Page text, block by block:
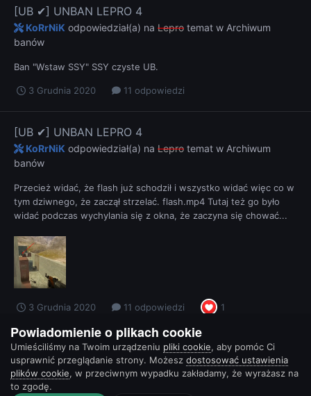
[UB ✔] UNBAN LEPRO 4
KoRrNiK odpowiedział(a) na Lepro temat w Archiwum
banów
Ban "Wstaw SSY" SSY czyste UB.
3 Grudnia 2020 11 odpowiedzi
[UB ✔] UNBAN LEPRO 4
KoRrNiK odpowiedział(a) na Lepro temat w Archiwum
banów
Przecież widać, że flash już schodził i wszystko widać więc co w
tym dziwnego, że zaczął strzelać. flash.mp4 Tutaj też go było
widać podczas wychylania się z okna, że zaczyna się chować...
3 Grudnia 2020 11 odpowiedzi 1
Powiadomienie o plikach cookie
Umieściliśmy na Twoim urządzeniu pliki cookie, aby pomóc Ci
usprawnić przeglądanie strony. Możesz dostosować ustawienia
plików cookie, w przeciwnym wypadku zakładamy, że wyrażasz na
to zgodę.